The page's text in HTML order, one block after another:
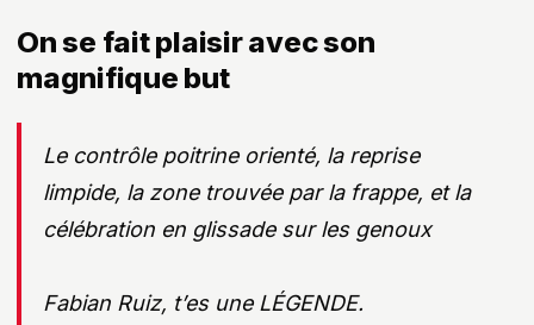
On se fait plaisir avec son
magnifique but
Le contrôle poitrine orienté, la reprise
limpide, la zone trouvée par la frappe, et la
célébration en glissade sur les genoux
Fabian Ruiz, t’es une LÉGENDE.